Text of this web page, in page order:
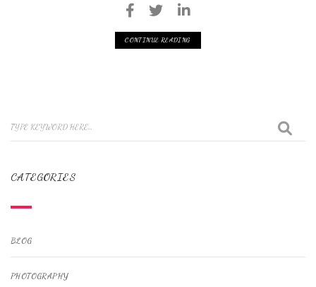
CONTINUE READING
CATEGORIES
BLOG
PHOTOGRAPHY